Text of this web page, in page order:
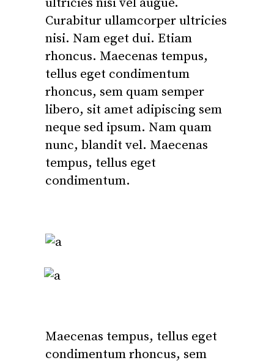
Curabitur ullamcorper ultricies
nisi. Nam eget dui. Etiam
rhoncus. Maecenas tempus,
tellus eget condimentum
rhoncus, sem quam semper
libero, sit amet adipiscing sem
neque sed ipsum. Nam quam
nunc, blandit vel. Maecenas
tempus, tellus eget
condimentum.
Maecenas tempus, tellus eget
condimentum rhoncus, sem